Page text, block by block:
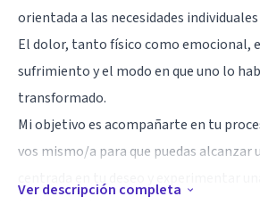
orientada a las necesidades
El dolor, tanto físico como emocional,
sufrimiento y el modo en que uno lo
transformado.
Mi objetivo es acompañarte en tu
vos mismo/a para que puedas alcanzar
Ver descripción completa